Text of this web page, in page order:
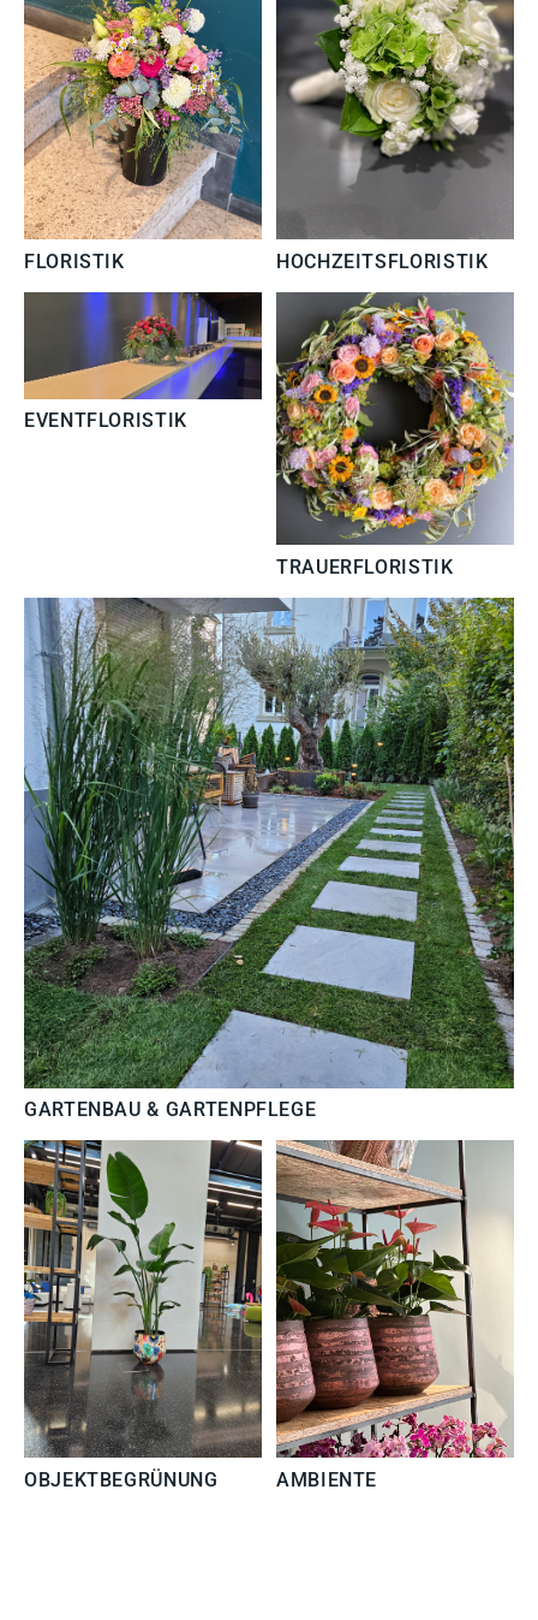
FLORISTIK HOCHZEITSFLORISTIK
EVENTFLORISTIK
TRAUERFLORISTIK
GARTENBAU & GARTENPFLEGE
OBJEKTBEGRÜNUNG AMBIENTE